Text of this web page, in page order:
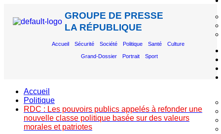
GROUPE DE PRESSE
LA RÉPUBLIQUE
Accueil Sécurité Société Politique Santé Culture
Grand-Dossier Portrait Sport
Accueil
Politique
RDC : Les pouvoirs publics appelés à refonder une
nouvelle classe politique basée sur des valeurs
morales et patriotes